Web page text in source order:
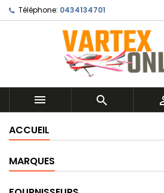
Téléphone: 0434134701
 
ACCUEIL
MARQUES